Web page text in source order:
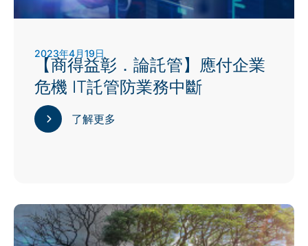
2023年4月19日
【商得益彰．論託管】應付企業
危機 IT託管防業務中斷
了解更多